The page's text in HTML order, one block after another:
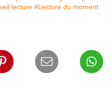
lecture #Lecture du moment